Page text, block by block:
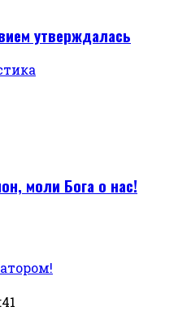
утверждалась
моли Бога о нас!